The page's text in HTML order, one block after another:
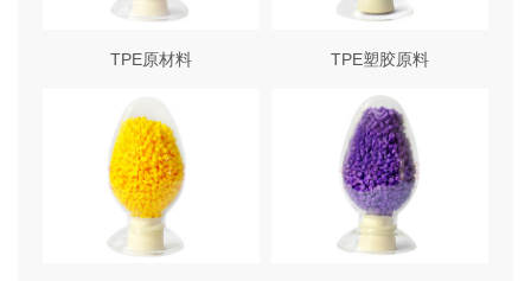
TPE原材料 TPE塑胶原料